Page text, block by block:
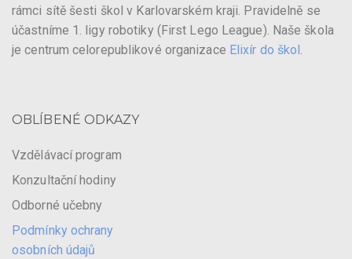
rámci sítě šesti škol v Karlovarském kraji. Pravidelně se
účastníme 1. ligy robotiky (First Lego League). Naše škola
je centrum celorepublikové organizace Elixír do škol .
OBLÍBENÉ ODKAZY
Vzdělávací program
Konzultační hodiny
Odborné učebny
Podmínky ochrany
osobních údajů